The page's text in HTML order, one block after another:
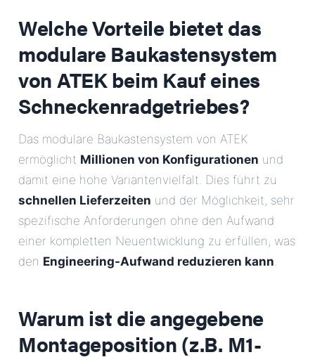
Welche Vorteile bietet das
modulare Baukastensystem
von ATEK beim Kauf eines
Schneckenradgetriebes?
Das modulare Baukastensystem von ATEK
ermöglicht Millionen von Konfigurationen und
damit eine hohe Variantenvielfalt. Dies führt zu
schnellen Lieferzeiten und der Möglichkeit, sehr
spezifische Anforderungen ohne den Aufwand
einer kompletten Neuentwicklung zu erfüllen, was
den Engineering-Aufwand reduzieren kann.
Warum ist die angegebene
Montageposition (z.B. M1-